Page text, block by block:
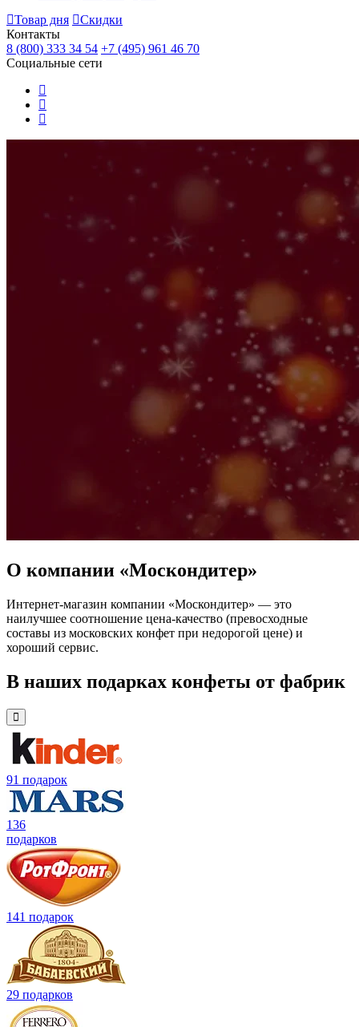
Товар дня
Скидки
Контакты
8 (800) 333 34 54 +7 (495) 961 46 70
Социальные сети
О компании «Москондитер»
Интернет-магазин компании «Москондитер» — это
наилучшее соотношение цена-качество (превосходные
составы из московских конфет при недорогой цене) и
хороший сервис.
В наших подарках конфеты от фабрик
91 подарок
136
подарков
141 подарок
29 подарков